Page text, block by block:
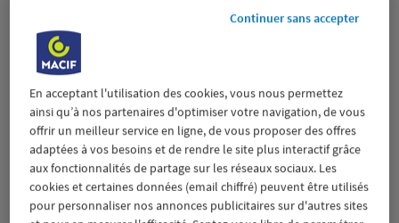
21.05
km
Prendre RDV
Voir plus
En acceptant l'utilisation des cookies, vous nous permettez
ainsi qu’à nos partenaires d'optimiser votre navigation, de vous
offrir un meilleur service en ligne, de vous proposer des offres
adaptées à vos besoins et de rendre le site plus interactif grâce
aux fonctionnalités de partage sur les réseaux sociaux. Les
cookies et certaines données (email chiffré) peuvent être utilisés
pour personnaliser nos annonces publicitaires sur d'autres sites
Continuer sans accepter